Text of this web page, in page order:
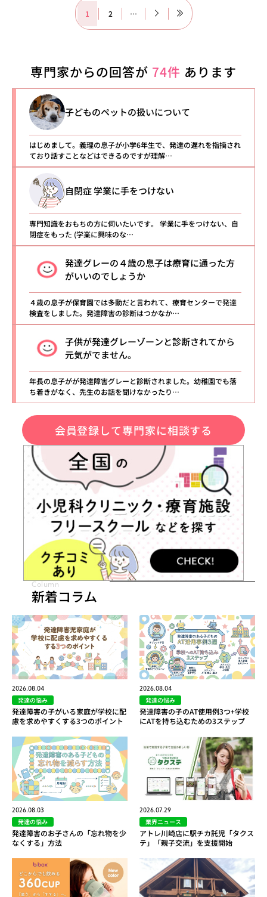
1 2 …
専門家からの回答が 74件 あります
子どものペットの扱いについて
はじめまして。義理の息子が小学6年生で、発達の遅れを指摘され
ており話すことなどはできるのですが理解…
自閉症 学業に手をつけない
専門知識をおもちの方に伺いたいです。 学業に手をつけない、自
閉症をもった (学業に興味のな…
発達グレーの４歳の息子は療育に通った方
がいいのでしょうか
４歳の息子が保育園では多動だと言われて、療育センターで発達
検査をしました。発達障害の診断はつかなか…
子供が発達グレーゾーンと診断されてから
元気がでません。
年長の息子がが発達障害グレーと診断されました。幼稚園でも落
ち着きがなく、先生のお話を聞けなかったり…
会員登録して専門家に相談する
Column
新着コラム
2026.08.04
発達の悩み
発達障害の子がいる家庭が学校に配
慮を求めやすくする3つのポイント
2026.08.04
発達の悩み
発達障害の子のAT使用例3つ+学校
にATを持ち込むための3ステップ
2026.08.03
発達の悩み
発達障害のお子さんの「忘れ物を少
なくする」方法
2026.07.29
業界ニュース
アトレ川崎店に駅チカ託児「タクス
テ」「親子交流」を支援開始